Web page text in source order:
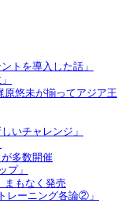
トを導入した話」
原悠未が揃ってアジア王
いチャレンジ」
多数開催
プ」
まもなく発売
レーニング各論②」